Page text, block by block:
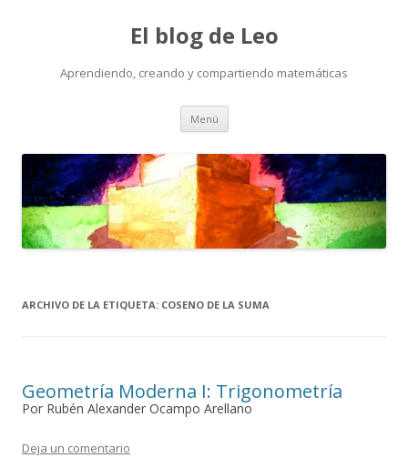
El blog de Leo
Aprendiendo, creando y compartiendo matemáticas
Menú Saltar
contenido
ARCHIVO DE LA ETIQUETA: COSENO DE LA SUMA
Geometría Moderna I: Trigonometría
Por Rubén Alexander Ocampo Arellano
Deja un comentario